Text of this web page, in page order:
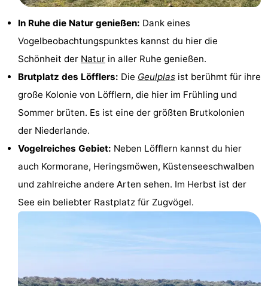
Holland
Land
en
Zeezicht
Strandhuys
Strandplevier
Campingplätze
Ferienhäuser
't
Eibernest
-
Hoogelandt
Beach
Krim
EuroParcs
In Ruhe die Natur genießen: Dank eines
Vogelbeobachtungspunktes kannst du hier die
Schönheit der Natur in aller Ruhe genießen.
Brutplatz des Löfflers: Die Geulplas ist berühmt für ihre
große Kolonie von Löfflern, die hier im Frühling und
Sommer brüten. Es ist eine der größten Brutkolonien
der Niederlande.
Vogelreiches Gebiet: Neben Löfflern kannst du hier
auch Kormorane, Heringsmöwen, Küstenseeschwalben
und zahlreiche andere Arten sehen. Im Herbst ist der
See ein beliebter Rastplatz für Zugvögel.